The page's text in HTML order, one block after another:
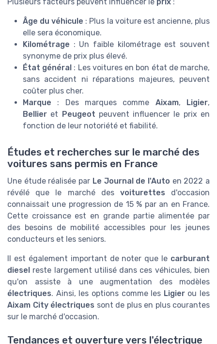
Plusieurs facteurs peuvent influencer le prix :
Âge du véhicule : Plus la voiture est ancienne, plus
elle sera économique.
Kilométrage : Un faible kilométrage est souvent
synonyme de prix plus élevé.
État général : Les voitures en bon état de marche,
sans accident ni réparations majeures, peuvent
coûter plus cher.
Marque : Des marques comme Aixam, Ligier,
Bellier et Peugeot peuvent influencer le prix en
fonction de leur notoriété et fiabilité.
Études et recherches sur le marché des
voitures sans permis en France
Une étude réalisée par Le Journal de l'Auto en 2022 a
révélé que le marché des voiturettes d'occasion
connaissait une progression de 15 % par an en France.
Cette croissance est en grande partie alimentée par
des besoins de mobilité accessibles pour les jeunes
conducteurs et les seniors.
Il est également important de noter que le carburant
diesel reste largement utilisé dans ces véhicules, bien
qu'on assiste à une augmentation des modèles
électriques. Ainsi, les options comme les Ligierou les
Aixam City électriques sont de plus en plus courantes
sur le marché d'occasion.
Tendances et ouverture vers l'électrique